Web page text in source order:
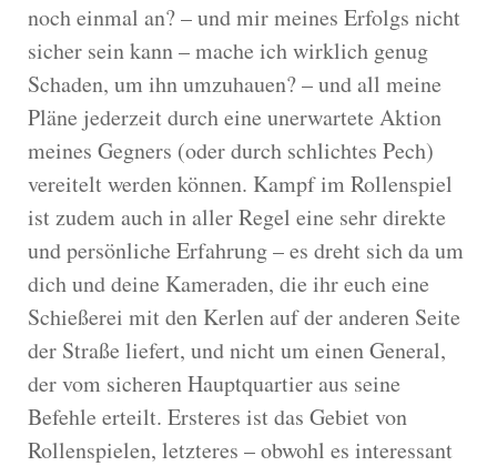
noch einmal an? – und mir meines Erfolgs nicht
sicher sein kann – mache ich wirklich genug
Schaden, um ihn umzuhauen? – und all meine
Pläne jederzeit durch eine unerwartete Aktion
meines Gegners (oder durch schlichtes Pech)
vereitelt werden können. Kampf im Rollenspiel
ist zudem auch in aller Regel eine sehr direkte
und persönliche Erfahrung – es dreht sich da um
dich und deine Kameraden, die ihr euch eine
Schießerei mit den Kerlen auf der anderen Seite
der Straße liefert, und nicht um einen General,
der vom sicheren Hauptquartier aus seine
Befehle erteilt. Ersteres ist das Gebiet von
Rollenspielen, letzteres – obwohl es interessant